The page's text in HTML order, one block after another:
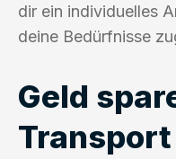
dir ein individuelles
deine Bedürfnisse
Geld